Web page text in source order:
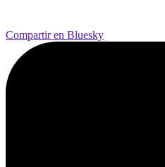
Compartir en Bluesky